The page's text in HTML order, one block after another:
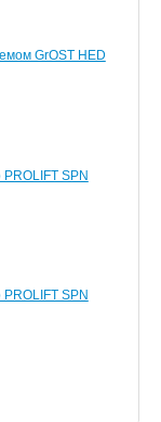
GrOST HED
SPN
SPN